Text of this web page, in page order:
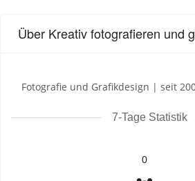
Über Kreativ fotografieren und
Fotografie und Grafikdesign | seit
7-Tage Statistik
0